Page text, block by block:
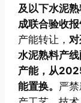
及以下水泥
成联合验收报
产能转让，
水泥熟料产
产能，从
能置换。 严